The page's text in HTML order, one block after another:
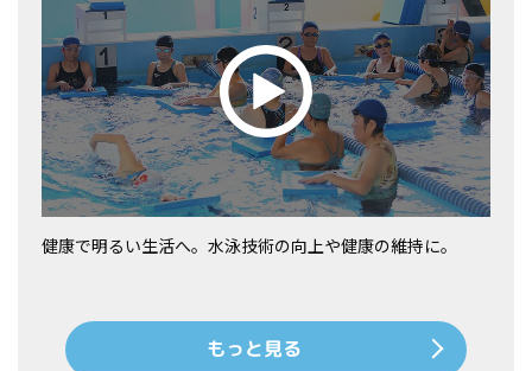
健康で明るい生活へ。水泳技術の向上や健康の維持に。
もっと見る